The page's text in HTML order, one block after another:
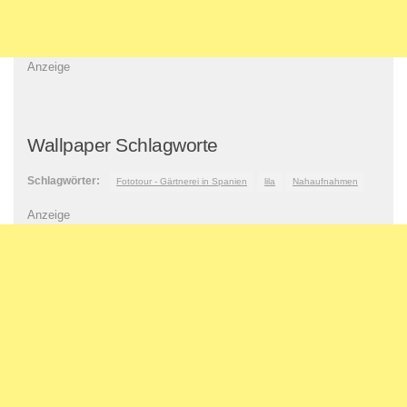
Anzeige
Wallpaper Schlagworte
Schlagwörter: Fototour - Gärtnerei in Spanien lila Nahaufnahmen
Anzeige